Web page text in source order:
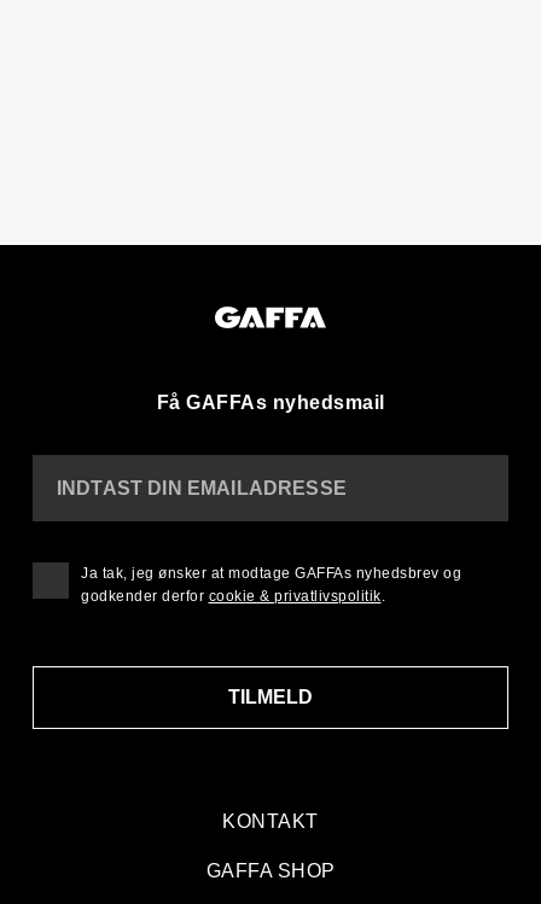
Få GAFFAs nyhedsmail
KONTAKT
GAFFA SHOP
INDTAST DIN EMAILADRESSE
TILMELD
Ja tak, jeg ønsker at modtage GAFFAs nyhedsbrev og
godkender derfor cookie & privatlivspolitik.